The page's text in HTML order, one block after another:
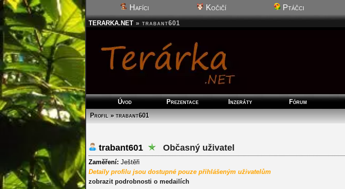
Hafíci Kočičí Ptáčci
TERARKA.NET » trabant601
Úvod Prezentace Inzeráty Fórum
Profil » trabant601
trabant601 Občasný uživatel
Zaměření: Ještěři
Detaily profilu jsou dostupné pouze přihlášeným uživatelům
zobrazit podrobnosti o medailích